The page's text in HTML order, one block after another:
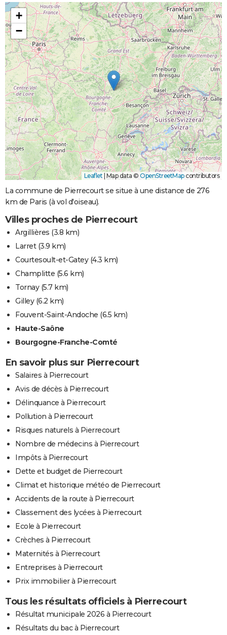
+
−
Leaflet Map data © OpenStreetMapcontributors
La commune de Pierrecourt se situe à une distance de 276
km de Paris (à vol d'oiseau).
Villes proches de Pierrecourt
Argillières (3.8 km)
Larret(3.9 km)
Courtesoult-et-Gatey(4.3 km)
Champlitte (5.6 km)
Tornay(5.7 km)
Gilley(6.2 km)
Fouvent-Saint-Andoche (6.5 km)
Haute-Saône
Bourgogne-Franche-Comté
En savoir plus sur Pierrecourt
Salaires à Pierrecourt
Avis de décès à Pierrecourt
Délinquance à Pierrecourt
Pollution à Pierrecourt
Risques naturels à Pierrecourt
Nombre de médecins à Pierrecourt
Impôts à Pierrecourt
Dette et budget de Pierrecourt
Climat et historique météo de Pierrecourt
Accidents de la route à Pierrecourt
Classement des lycées à Pierrecourt
Ecole à Pierrecourt
Crèches à Pierrecourt
Maternités à Pierrecourt
Entreprises à Pierrecourt
Prix immobilier à Pierrecourt
Tous les résultats officiels à Pierrecourt
Résultat municipale 2026 à Pierrecourt
Résultats du bac à Pierrecourt